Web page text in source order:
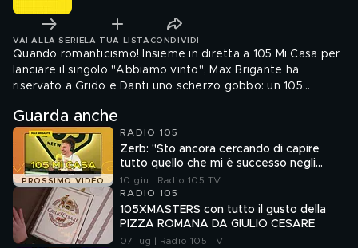
VAI ALLA SERIE LA TUA LISTA CONDIVIDI
Quando romanticismo! Insieme in diretta a 105 Mi Casa per
lanciare il singolo "Abbiamo vinto", Max Brigante ha
riservato a Grido e Danti uno scherzo gobbo: un 105
canzone italiana resi celebri dalle coppie Minghi- Mietta,
Mina-Celentano e Baldi-Alotta. Che musica! Qualche tempo
fa, in occasione del lancio del singolo "Strade sbagliate",
prima anticipazione del grande ritorno di Grido al rap
game, non avevamo idea che il nuovo progetto ...
Guarda anche
PROSSIMO VIDEO
RADIO 105
Zerb: "Sto ancora cercando di capire
tutto quello che mi è successo negli
ultimi due anni"
10 giu | Radio 105 TV
RADIO 105
105XMASTERS con tutto il gusto della
PIZZA ROMANA DA GIULIO CESARE
07 lug | Radio 105 TV